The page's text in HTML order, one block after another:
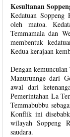
Kesultanan
Kedatuan
oleh matoa.
Temmamala dan
membentuk
Kedua kerajaan
Dengan
Manurunnge dari
awal dari
Pemerintahan La
Temmabubbu
Konflik ini
wilayah Soppeng
saudara.